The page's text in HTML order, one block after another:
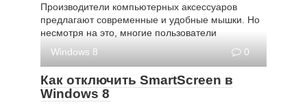
Производители компьютерных аксессуаров
предлагают современные и удобные мышки. Но
несмотря на это, многие пользователи
Windows 8
0
Как отключить SmartScreen в
Windows 8